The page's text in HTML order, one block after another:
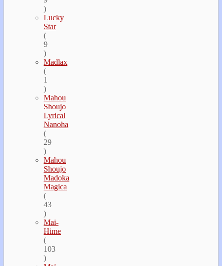
)
Lucky
Star
(
9
)
Madlax
(
1
)
Mahou
Shoujo
Lyrical
Nanoha
(
29
)
Mahou
Shoujo
Madoka
Magica
(
43
)
Mai-
Hime
(
103
)